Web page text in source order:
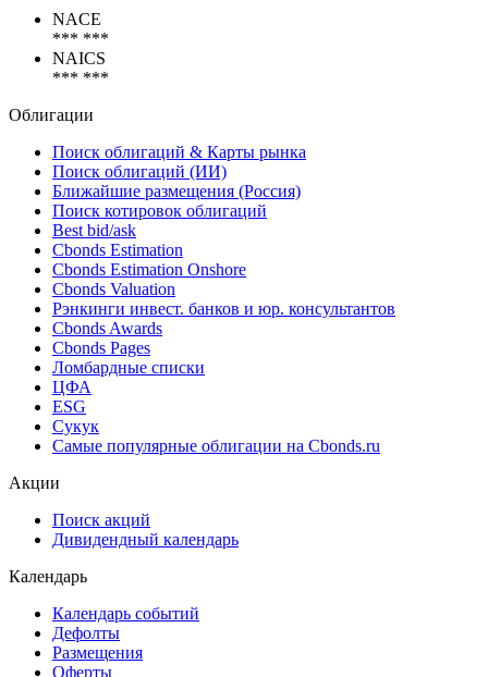
Коды
*** ***
*** ***
Облигации
Поиск облигаций & Карты рынка
Поиск облигаций (ИИ)
Ближайшие размещения (Россия)
Поиск котировок облигаций
Best bid/ask
Cbonds Estimation
Cbonds Estimation Onshore
Cbonds Valuation
Рэнкинги инвест. банков и юр. консультантов
Cbonds Awards
Cbonds Pages
Ломбардные списки
ESG
Самые популярные облигации на Cbonds.ru
Дивидендный календарь
Календарь